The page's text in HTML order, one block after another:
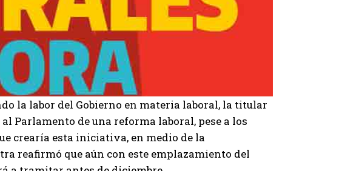
la labor del Gobierno en materia laboral, la titular
Parlamento de una reforma laboral, pese a los
crearía esta iniciativa, en medio de la
reafirmó que aún con este emplazamiento del